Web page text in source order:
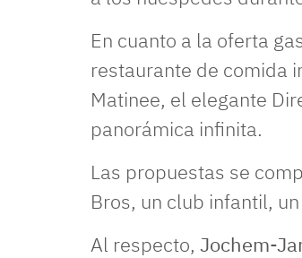
En cuanto a la oferta
restaurante de comida
Matinee, el elegante
panorámica infinita.
Las propuestas se
Bros, un club infantil,
Al respecto, Jochem-